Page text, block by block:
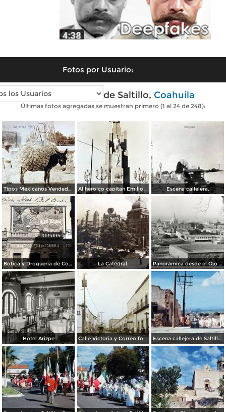
Fotos por Usuario:
Fotos antiguas de Saltillo, Coahuila
Últimas fotos agregadas se muestran primero (1 al 24 de 248):
Tipos Mexicanos Vendedores de paja. ( Circulada el 20 de Mayo de 1907 ). Al heroico capitan Emilio Carranza. Escena callejera.
Botica y Drogueria de Coahuila. La Catedral. Panorámica desde el Ojo de Agua
Hotel Arizpe Calle Victoria y Correo foto Macias ( Circulada el 18 de Julio de 1912 ). Escena callejera de Saltillo, Coahuila 1959.